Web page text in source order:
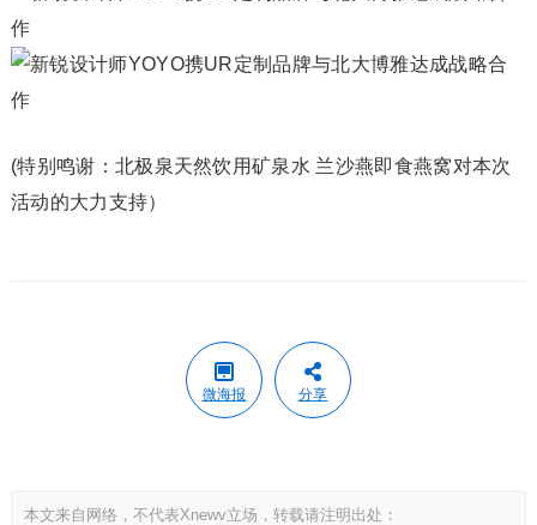
(特别鸣谢：北极泉天然饮用矿泉水 兰沙燕即食燕窝对本次
活动的大力支持）
微海报 分享
本文来自网络，不代表Xnewv立场，转载请注明出处：